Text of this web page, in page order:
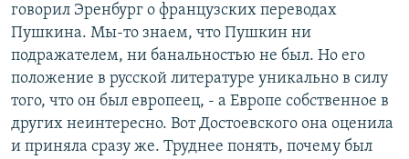
говорил Эренбург о французских переводах
Пушкина. Мы-то знаем, что Пушкин ни
подражателем, ни банальностью не был. Но его
положение в русской литературе уникально в силу
того, что он был европеец, - а Европе собственное в
других неинтересно. Вот Достоевского она оценила
и приняла сразу же. Труднее понять, почему был